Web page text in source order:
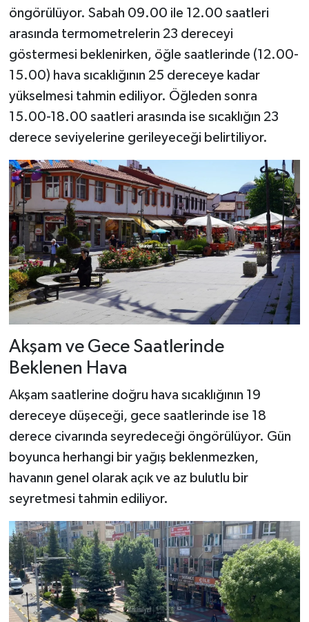
öngörülüyor. Sabah 09.00 ile 12.00 saatleri
arasında termometrelerin 23 dereceyi
göstermesi beklenirken, öğle saatlerinde (12.00-
15.00) hava sıcaklığının 25 dereceye kadar
yükselmesi tahmin ediliyor. Öğleden sonra
15.00-18.00 saatleri arasında ise sıcaklığın 23
derece seviyelerine gerileyeceği belirtiliyor.
Akşam ve Gece Saatlerinde
Beklenen Hava
Akşam saatlerine doğru hava sıcaklığının 19
dereceye düşeceği, gece saatlerinde ise 18
derece civarında seyredeceği öngörülüyor. Gün
boyunca herhangi bir yağış beklenmezken,
havanın genel olarak açık ve az bulutlu bir
seyretmesi tahmin ediliyor.